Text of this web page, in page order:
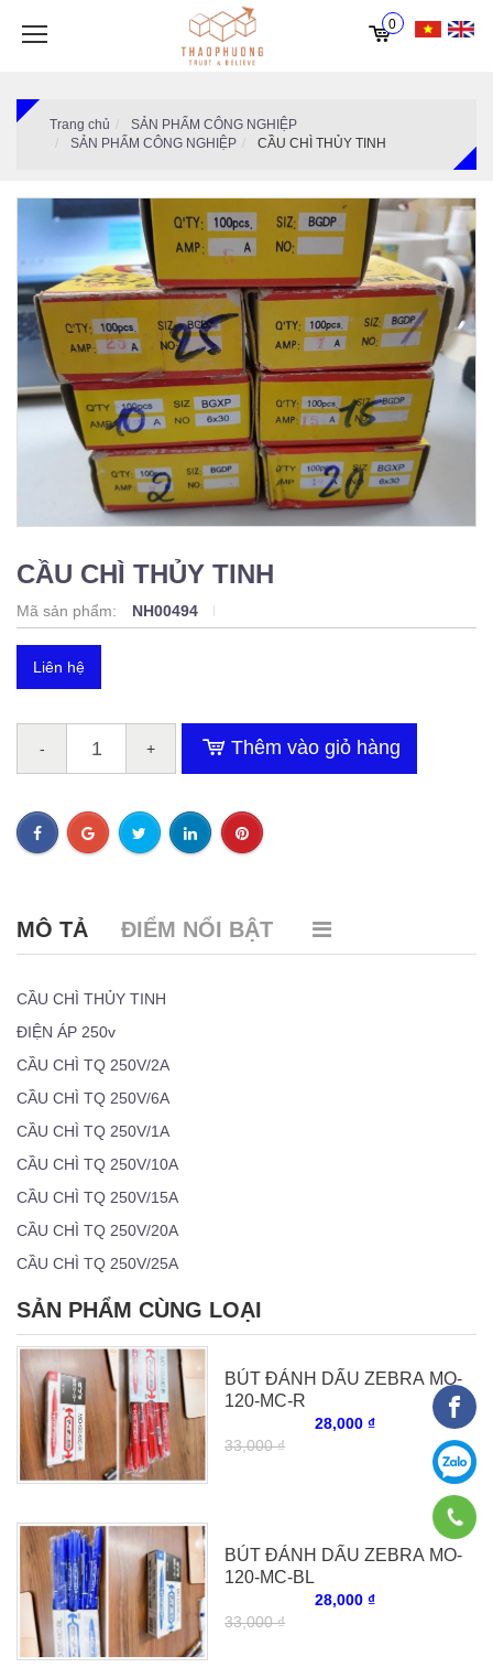
0
Trang chủ
SẢN PHẨM CÔNG NGHIỆP
SẢN PHẨM CÔNG NGHIỆP
CẦU CHÌ THỦY TINH
CẦU CHÌ THỦY TINH
Mã sản phẩm: NH00494
Liên hệ
- + Thêm vào giỏ hàng
MÔ TẢ ĐIỂM NỔI BẬT
CẦU CHÌ THỦY TINH
ĐIỆN ÁP 250v
CẦU CHÌ TQ 250V/2A
CẦU CHÌ TQ 250V/6A
CẦU CHÌ TQ 250V/1A
CẦU CHÌ TQ 250V/10A
CẦU CHÌ TQ 250V/15A
CẦU CHÌ TQ 250V/20A
CẦU CHÌ TQ 250V/25A
SẢN PHẨM CÙNG LOẠI
BÚT ĐÁNH DẤU ZEBRA MO-
120-MC-R
28,000 ₫
33,000 ₫
BÚT ĐÁNH DẤU ZEBRA MO-
120-MC-BL
28,000 ₫
33,000 ₫